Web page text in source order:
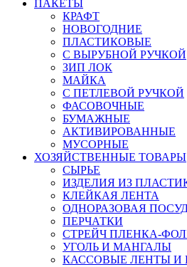
ПАКЕТЫ
КРАФТ
НОВОГОДНИЕ
ПЛАСТИКОВЫЕ
С ВЫРУБНОЙ РУЧКОЙ
ЗИП ЛОК
МАЙКА
С ПЕТЛЕВОЙ РУЧКОЙ
ФАСОВОЧНЫЕ
БУМАЖНЫЕ
АКТИВИРОВАННЫЕ
МУСОРНЫЕ
ХОЗЯЙСТВЕННЫЕ ТОВАРЫ
СЫРЬЕ
ИЗДЕЛИЯ ИЗ
КЛЕЙКАЯ ЛЕНТА
ОДНОРАЗОВАЯ
ПЕРЧАТКИ
СТРЕЙЧ ПЛЕНКА-
УГОЛЬ И МАНГАЛЫ
КАССОВЫЕ ЛЕНТЫ И